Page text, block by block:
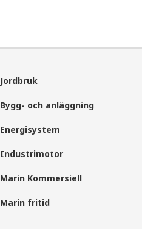
Jordbruk
Bygg- och anläggning
Energisystem
Industrimotor
Marin Kommersiell
Marin fritid